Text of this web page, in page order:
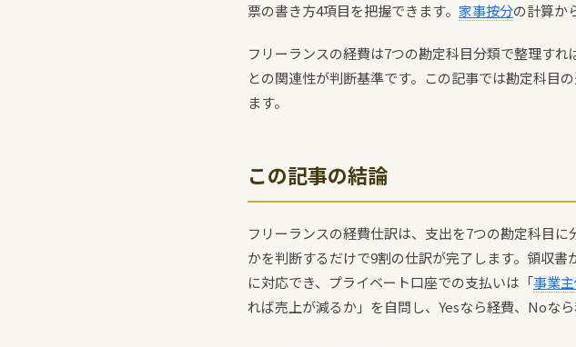
票の書き方4項目を把握できます。 家事按分の計算か
フリーランスの経費は7つの勘定科目分類で整理すれ
との関連性が判断基準です。この記事では勘定科目
ます。
この記事の結論
フリーランスの経費仕訳は、支出を7つの勘定科目
かを判断するだけで9割の仕訳が完了します。領収
に対応でき、プライベート口座での支払いは「事業
れば売上が減るか」を自問し、Yesなら経費、Noな